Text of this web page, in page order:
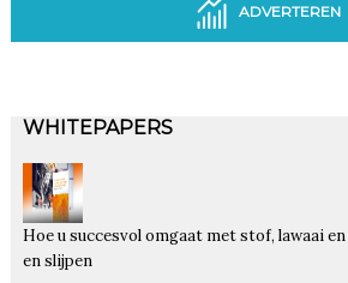
ADVERTEREN
WHITEPAPERS
Hoe u succesvol omgaat met stof, lawaai
en slijpen